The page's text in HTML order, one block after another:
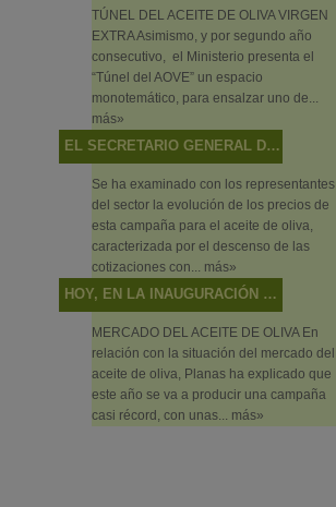
TÚNEL DEL ACEITE DE OLIVA VIRGEN
EXTRA Asimismo, y por segundo año
consecutivo, el Ministerio presenta el
“Túnel del AOVE” un espacio
monotemático, para ensalzar uno de...
más»
EL SECRETARIO GENERAL DE AGRICULTURA Y ALIMENTACIÓN PRESIDE LA MESA SECTORIAL DE ACEITE DE OLIVA Y ACEITUNA DE MESA
Se ha examinado con los representantes
del sector la evolución de los precios de
esta campaña para el aceite de oliva,
caracterizada por el descenso de las
cotizaciones con... más»
HOY, EN LA INAUGURACIÓN DEL PRIMER FORO DE PRIMAVERA DE CAMBIO CLIMÁTICO Y TRANSICIÓN ENERGÉTICA, EN PUENTE GENIL (CÓRDOBA)
MERCADO DEL ACEITE DE OLIVA En
relación con la situación del mercado del
aceite de oliva, Planas ha explicado que
este año se va a producir una campaña
casi récord, con unas... más»